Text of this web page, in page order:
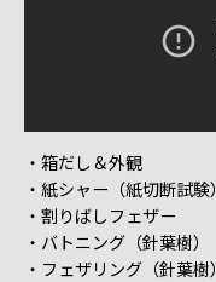
・箱だし＆外観
・紙シャー（紙切断試験）
・割りばしフェザー
・バトニング（針葉樹）
・フェザリング（針葉樹）